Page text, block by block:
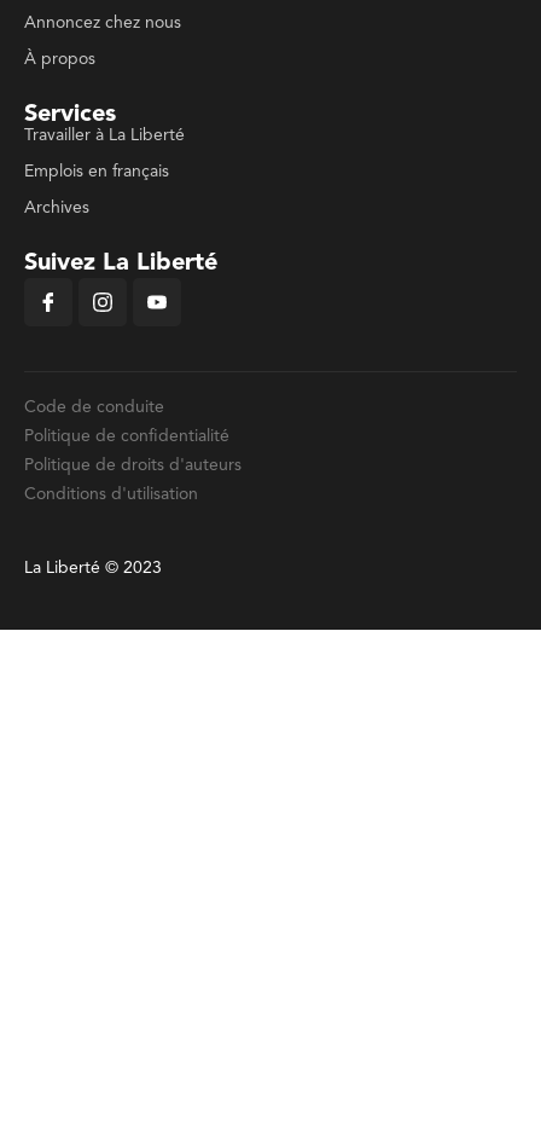
Annoncez chez nous
À propos
Services
Travailler à La Liberté
Emplois en français
Archives
Suivez La Liberté
Code de conduite
Politique de confidentialité
Politique de droits d'auteurs
Conditions d'utilisation
La Liberté © 2023